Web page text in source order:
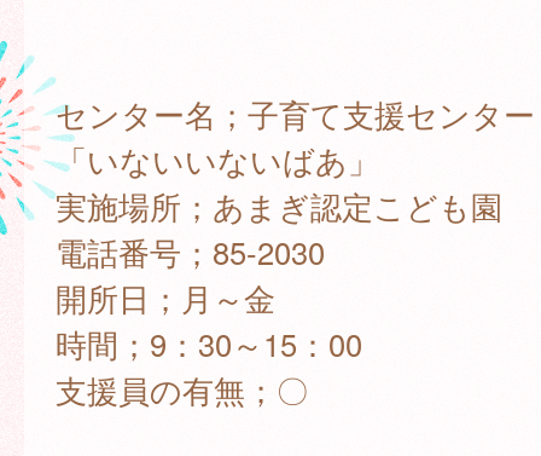
センター名；子育て支援センター
「いないいないばあ」
実施場所；あまぎ認定こども園
電話番号；85-2030
開所日；月～金
時間；9：30～15：00
支援員の有無；〇